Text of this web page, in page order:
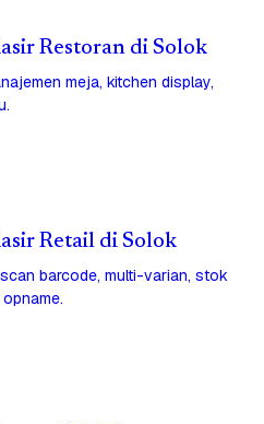
Restoran di Solok
meja, kitchen display,
Retail di Solok
barcode, multi-varian, stok